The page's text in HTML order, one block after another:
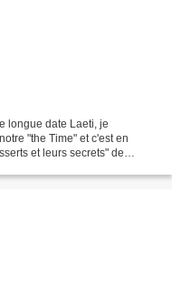
longue date Laeti, je
"the Time" et c'est en
et leurs secrets" de